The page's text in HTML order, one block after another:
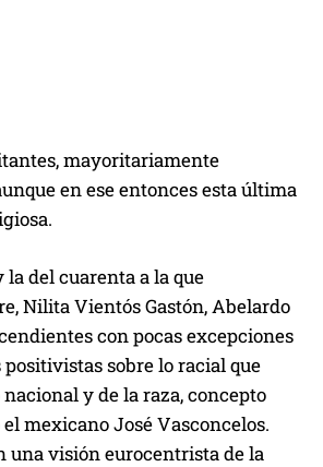
mayoritariamente
en ese entonces esta última
del cuarenta a la que
Nilita Vientós Gastón, Abelardo
con pocas excepciones
positivistas sobre lo racial que
y de la raza, concepto
mexicano José Vasconcelos.
una visión eurocentrista de la